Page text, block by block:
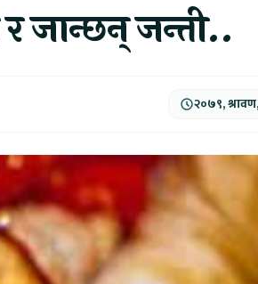
जान्छन् जन्ती..
२०७९,